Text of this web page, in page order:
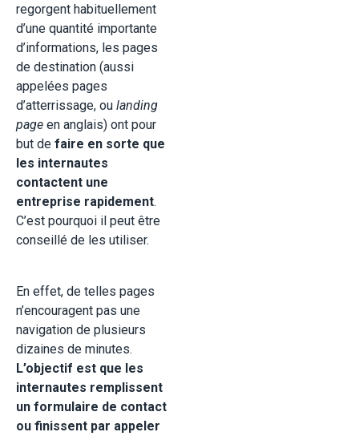
regorgent habituellement
d’une quantité importante
d’informations, les pages
de destination (aussi
appelées pages
d’atterrissage, ou landing
page en anglais) ont pour
but de faire en sorte que
les internautes
contactent une
entreprise rapidement.
C’est pourquoi il peut être
conseillé de les utiliser.
En effet, de telles pages
n’encouragent pas une
navigation de plusieurs
dizaines de minutes.
L’objectif est que les
internautes remplissent
un formulaire de contact
ou finissent par appeler